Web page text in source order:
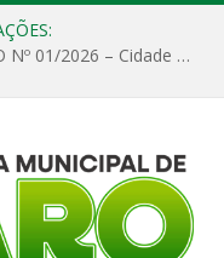
EDITAL DE CHAMAMENTO PÚBLICO Nº 01/2026 – Cidade de Faro